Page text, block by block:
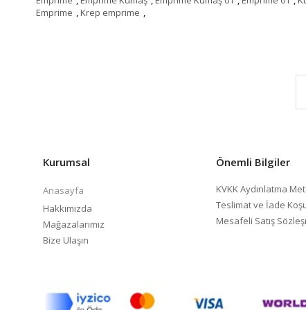
Emprime
Krep emprime
Kurumsal
Anasayfa
Hakkımızda
Mağazalarımız
Bize Ulaşın
Önemli Bilgiler
KVKK Aydınlatma
Teslimat ve İade
Mesafeli Satış